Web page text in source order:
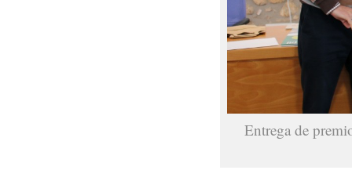
Entrega de